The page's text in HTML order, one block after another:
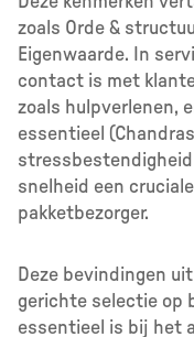
zoals Orde &
Eigenwaarde. In
contact is met
zoals hulpverlenen,
essentieel
snelheid een
pakketbezorger.
Deze bevindingen
gerichte selectie op
essentieel is bij het